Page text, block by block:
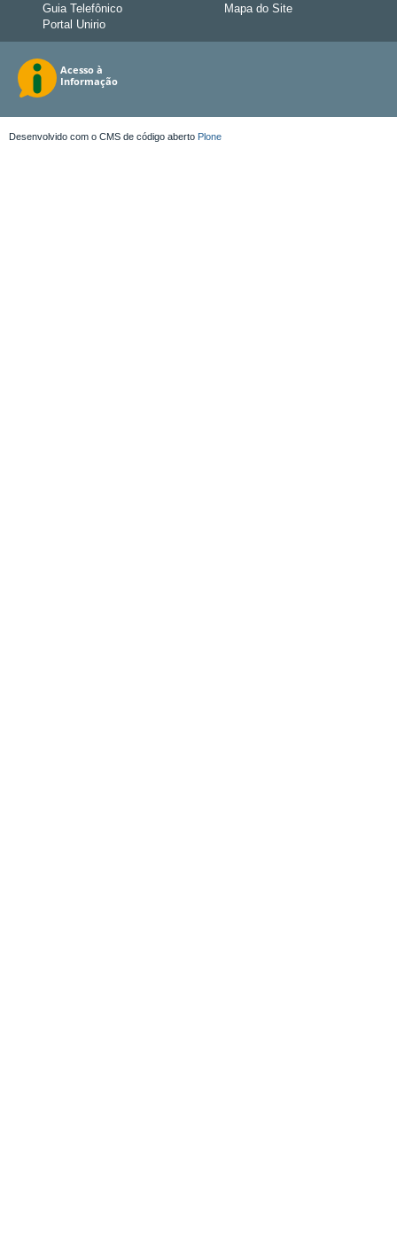
Guia Telefônico
Portal Unirio
Mapa do Site
Desenvolvido com o CMS de código aberto Plone